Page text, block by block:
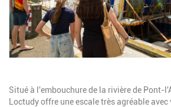
Description
Situé à l'embouchure de la rivière de Pont-
Loctudy offre une escale très agréable avec